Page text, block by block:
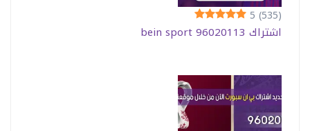
5 (535)
اشتراك bein sport 96020113